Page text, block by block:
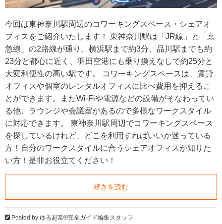
今回は東神奈川駅周辺のコワーキングスペース・シェアオ
フィスをご紹介いたします！ 東神奈川駅は「JR線」と「京
急線」の2路線が通り、横浜駅まで約3分、品川駅までも約
23分と都心に近く、羽田空港にも乗り換えなしで約25分と
大変利便性の高い駅です。 コワーキングスペースは、賃貸
オフィスや個室のレンタルオフィスに比べ費用を抑えるこ
とができます。またWi-Fiや電源などの設備がそなわってい
る他、ラウンジや会議室があるので多様なワークスタイル
に対応できます。 東神奈川駅周辺でコワーキングスペース
を探しているけれど、どこを利用すればいいか迷っている
方！自分のワークスタイルに合うシェアオフィスが知りた
い方！是非お役立てください！
続きを読む
Posted by ゆる起業®完全ガイド編集スタッフ